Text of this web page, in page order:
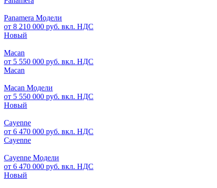
Panamera Модели
от 8 210 000 руб. вкл. НДС
Новый
Macan
от 5 550 000 руб. вкл. НДС
Macan
Macan Модели
от 5 550 000 руб. вкл. НДС
Новый
Cayenne
от 6 470 000 руб. вкл. НДС
Cayenne
Cayenne Модели
от 6 470 000 руб. вкл. НДС
Новый